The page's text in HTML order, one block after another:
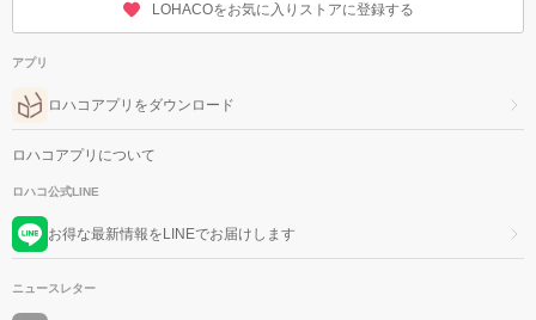
LOHACOをお気に入りストアに登録する
アプリ
ロハコアプリをダウンロード
ロハコアプリについて
ロハコ公式LINE
お得な最新情報をLINEでお届けします
ニュースレター